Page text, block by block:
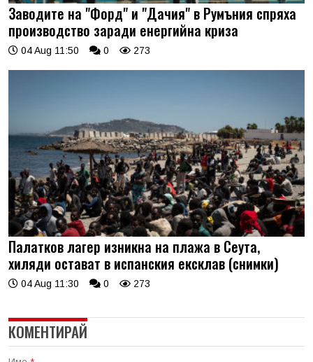
Заводите на "Форд" и "Дачия" в Румъния спряха
производство заради енергийна криза
04 Aug 11:50 0 273
Палатков лагер изникна на плажа в Сеута,
хиляди остават в испанския ексклав (снимки)
04 Aug 11:30 0 273
КОМЕНТИРАЙ